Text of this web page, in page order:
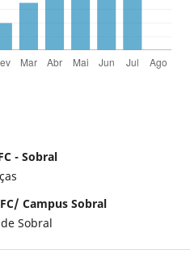
- Sobral
Campus Sobral
Sobral